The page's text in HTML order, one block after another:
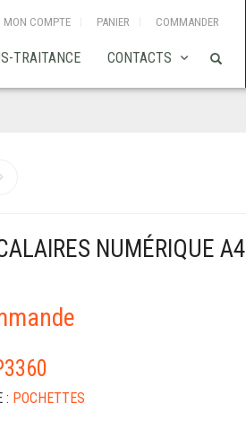
MON COMPTE PANIER COMMANDER
TRAITANCE CONTACTS
NUMÉRIQUE A4
: POCHETTES